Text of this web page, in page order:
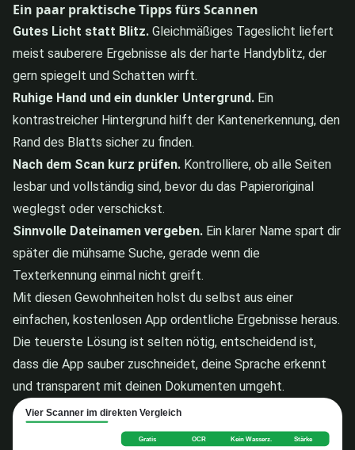
Ein paar praktische Tipps fürs Scannen
Gutes Licht statt Blitz. Gleichmäßiges Tageslicht liefert
meist sauberere Ergebnisse als der harte Handyblitz, der
gern spiegelt und Schatten wirft.
Ruhige Hand und ein dunkler Untergrund. Ein
kontrastreicher Hintergrund hilft der Kantenerkennung, den
Rand des Blatts sicher zu finden.
Nach dem Scan kurz prüfen. Kontrolliere, ob alle Seiten
lesbar und vollständig sind, bevor du das Papieroriginal
weglegst oder verschickst.
Sinnvolle Dateinamen vergeben. Ein klarer Name spart dir
später die mühsame Suche, gerade wenn die
Texterkennung einmal nicht greift.
Mit diesen Gewohnheiten holst du selbst aus einer
einfachen, kostenlosen App ordentliche Ergebnisse heraus.
Die teuerste Lösung ist selten nötig, entscheidend ist,
dass die App sauber zuschneidet, deine Sprache erkennt
und transparent mit deinen Dokumenten umgeht.